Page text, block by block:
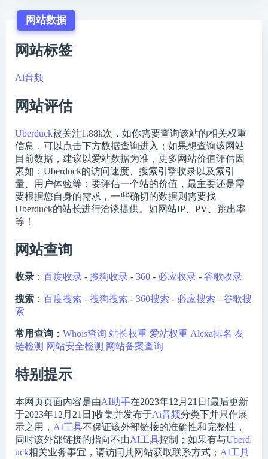
网站数据
网站标签
Ai音频
网站评估
Uberduck被关注1.88k次，如你需要查询该站的相关权重
信息，可以点击下方数据查询进入；如果想查询该网站
目前数据，建议以爱站数据为准，更多网站价值评估因
素如：Uberduck的访问速度、搜索引擎收录以及索引
量、用户体验等；要评估一个站的价值，最主要还是需
要根据您自身的需求，一些确切的数据则需要找
Uberduck的站长进行洽谈提供。如网站IP、PV、跳出率
等！
网站查询
收录 ： 百度收录 - 搜狗收录 - 360 - 必应收录 - 谷歌收录
搜索 ： 百度搜索 - 搜狗搜索 - 360搜索 - 必应搜索 - 谷歌搜
索
常用查询 ： Whois查询 站长权重 爱站权重 Alexa排名 友
链检测 网站安全检测 网站备案查询
特别提示
本网页页面内容是由AI助手在2023年12月21日[最后更新
于2023年12月21日]收集并发布于Ai音频分类下并只作展
示之用， AI工具不保证该外部链接的准确性和完整性，
同时该外部链接的指向不由AI工具控制；如果有与Uberd
uck相关业务事宜，请访问其网站获取联系方式； AI工具